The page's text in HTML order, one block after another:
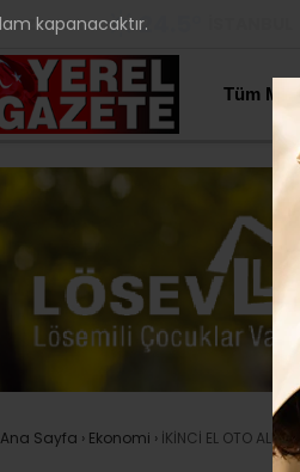
YAZARLAR 24.5
Tüm
Ana Sayfa › Ekonomi › İKİNCİ EL OTO ALIM